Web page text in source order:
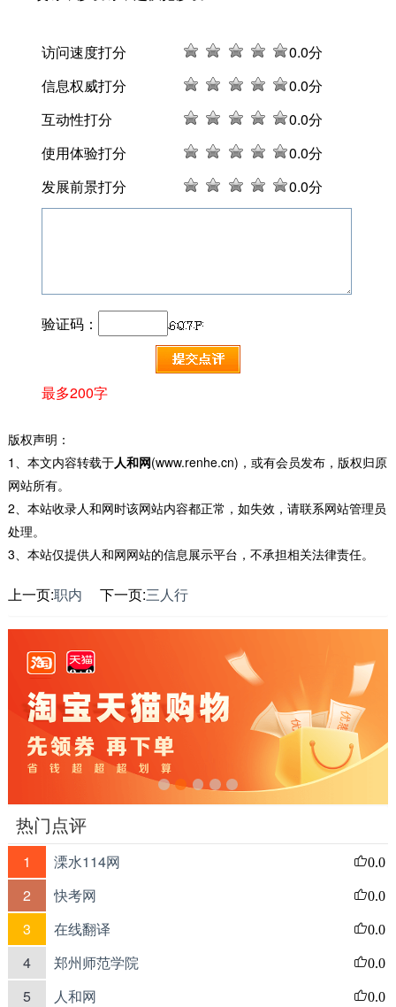
访问速度打分 0.0分
信息权威打分
0.0分
互动性打分
0.0分
使用体验打分
0.0分
发展前景打分
0.0分
验证码：
最多200字
版权声明：
1、本文内容转载于人和网(www.renhe.cn)，或有会员发布，版权归原
网站所有。
2、本站收录人和网时该网站内容都正常，如失效，请联系网站管理员
处理。
3、本站仅提供人和网网站的信息展示平台，不承担相关法律责任。
上一页:职内 下一页:三人行
热门点评
1 溧水114网 0.0
2 快考网 0.0
3 在线翻译 0.0
4 郑州师范学院 0.0
5 人和网 0.0